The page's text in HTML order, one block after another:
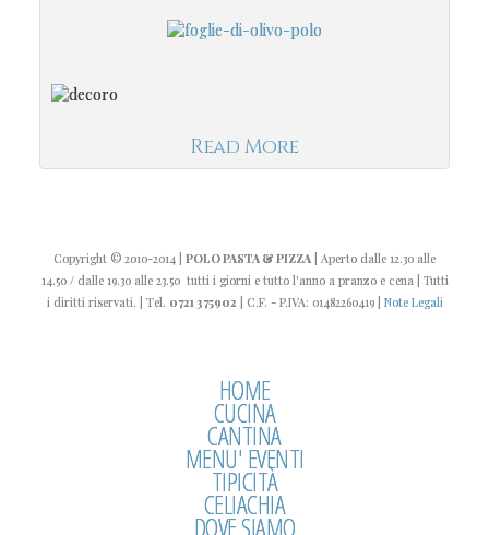
Read More
Copyright © 2010-2014 | POLO PASTA & PIZZA | Aperto dalle 12.30 alle
14.50 / dalle 19.30 alle 23.50 tutti i giorni e tutto l'anno a pranzo e cena | Tutti
i diritti riservati. | Tel. 0721 375902 | C.F. - P.IVA: 01482260419 | Note Legali
HOME
CUCINA
CANTINA
MENU' EVENTI
TIPICITÀ
CELIACHIA
DOVE SIAMO